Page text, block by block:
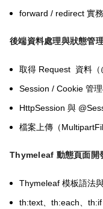
forward / redirect 實
後端資料處理與狀態管
取得 Request 資料（
Session / Cookie 管
HttpSession 與
檔案上傳（
Thymeleaf 動態頁面開
Thymeleaf 模板語法
th:text、 th:each、 th:if